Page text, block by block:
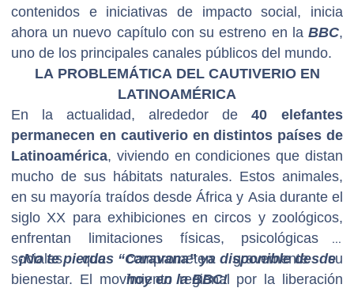
contenidos e iniciativas de impacto social, inicia
ahora un nuevo capítulo con su estreno en la BBC,
uno de los principales canales públicos del mundo.
LA PROBLEMÁTICA DEL CAUTIVERIO EN
LATINOAMÉRICA
En la actualidad, alrededor de 40 elefantes
permanecen en cautiverio en distintos países de
Latinoamérica, viviendo en condiciones que distan
mucho de sus hábitats naturales. Estos animales,
en su mayoría traídos desde África y Asia durante el
siglo XX para exhibiciones en circos y zoológicos,
enfrentan limitaciones físicas, psicológicas y
sociales que comprometen gravemente su
bienestar. El movimiento regional por la liberación
¡No te pierdas “Caravana” ya disponible desde
hoy en la BBC!